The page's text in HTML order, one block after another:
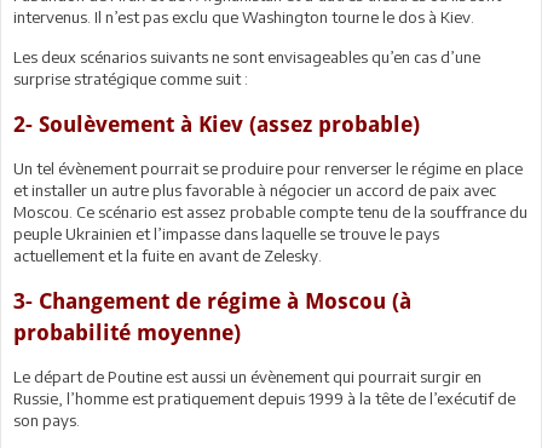
intervenus. Il n’est pas exclu que Washington tourne le dos à Kiev.
Les deux scénarios suivants ne sont envisageables qu’en cas d’une
surprise stratégique comme suit :
2- Soulèvement à Kiev (assez probable)
Un tel évènement pourrait se produire pour renverser le régime en place
et installer un autre plus favorable à négocier un accord de paix avec
Moscou. Ce scénario est assez probable compte tenu de la souffrance du
peuple Ukrainien et l’impasse dans laquelle se trouve le pays
actuellement et la fuite en avant de Zelesky.
3- Changement de régime à Moscou (à
probabilité moyenne)
Le départ de Poutine est aussi un évènement qui pourrait surgir en
Russie, l’homme est pratiquement depuis 1999 à la tête de l’exécutif de
son pays.